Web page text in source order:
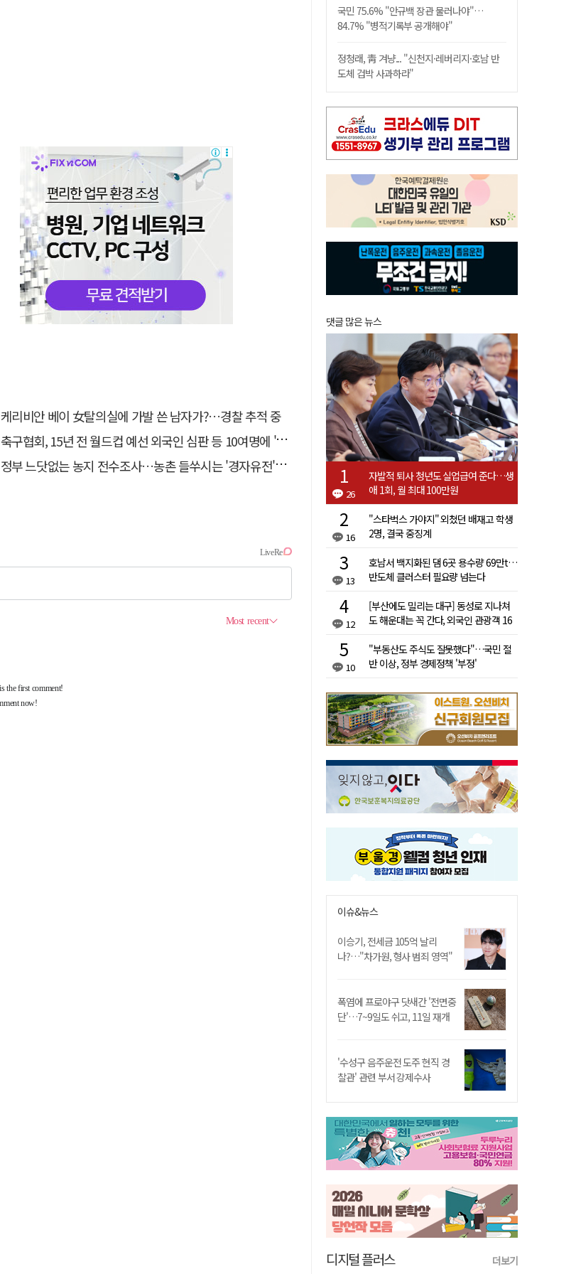
케리비안 베이 女탈의실에 가발 쓴 남자가?…경찰 추적 중
축구협회, 15년 전 월드컵 예선 외국인 심판 등 10여명에 '성 접대'
정부 느닷없는 농지 전수조사…농촌 들쑤시는 '경자유전'의 칼날
국민 75.6% "안규백 장관 물러나야"…
84.7% "병적기록부 공개해야"
정청래, 靑 겨냥... "신천지·레버리지·호남 반
도체 겁박 사과하라"
댓글 많은 뉴스
26
자발적 퇴사 청년도 실업급여 준다…생
애 1회, 월 최대 100만원
16
"스타벅스 가야지" 외쳤던 배재고 학생
2명, 결국 중징계
13
호남서 백지화된 댐 6곳 용수량 69만t…
반도체 클러스터 필요량 넘는다
12
[부산에도 밀리는 대구] 동성로 지나쳐
도 해운대는 꼭 간다, 외국인 관광객 16
10
"부동산도 주식도 잘못했다"…국민 절
반 이상, 정부 경제정책 '부정'
이슈&뉴스
이승기, 전세금 105억 날리
나?…"차가원, 형사 범죄 영역"
폭염에 프로야구 닷새간 '전면중
단'…7~9일도 쉬고, 11일 재개
'수성구 음주운전 도주 현직 경
찰관' 관련 부서 강제수사
디지털 플러스 더보기